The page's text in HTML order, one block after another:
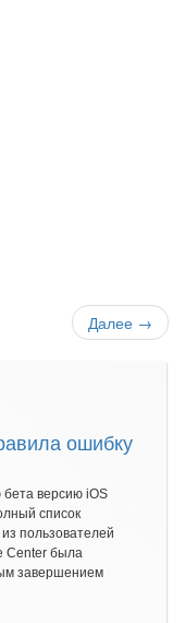
Далее →
ошибку
версию iOS
список
пользователей
Center была
завершением